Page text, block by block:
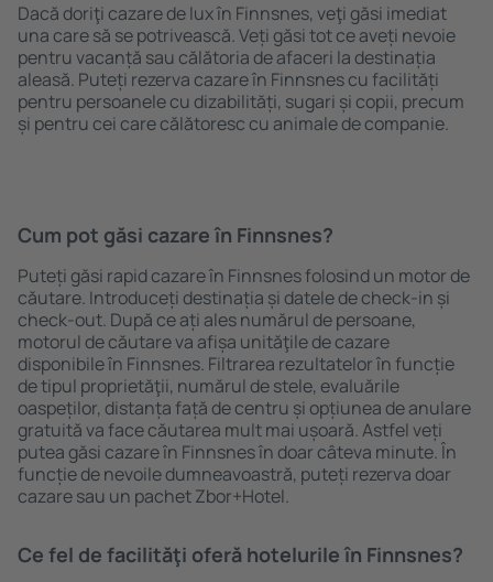
Dacă doriţi cazare de lux în Finnsnes, veţi găsi imediat
una care să se potrivească. Veți găsi tot ce aveți nevoie
pentru vacanță sau călătoria de afaceri la destinația
aleasă. Puteți rezerva cazare în Finnsnes cu facilități
pentru persoanele cu dizabilități, sugari și copii, precum
și pentru cei care călătoresc cu animale de companie.
Cum pot găsi cazare în Finnsnes?
Puteți găsi rapid cazare în Finnsnes folosind un motor de
căutare. Introduceți destinația și datele de check-in și
check-out. După ce ați ales numărul de persoane,
motorul de căutare va afișa unităţile de cazare
disponibile în Finnsnes. Filtrarea rezultatelor în funcție
de tipul proprietăţii, numărul de stele, evaluările
oaspeților, distanța față de centru și opțiunea de anulare
gratuită va face căutarea mult mai ușoară. Astfel veți
putea găsi cazare în Finnsnes în doar câteva minute. În
funcție de nevoile dumneavoastră, puteți rezerva doar
cazare sau un pachet Zbor+Hotel.
Ce fel de facilităţi oferă hotelurile în Finnsnes?